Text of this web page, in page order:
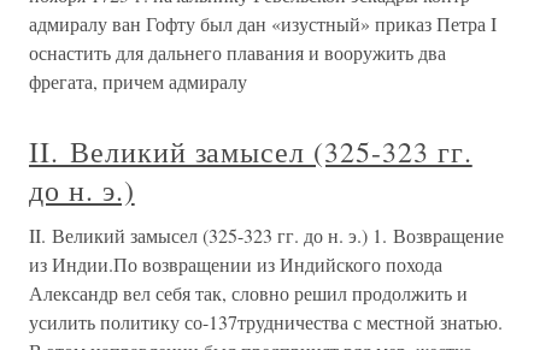
в официальном летописании времен Ивана Грозного и в
последующей
Замысел Петра Но что же стоит за архивными
документами «Сношения России с Мадагаскаром»?3
адмиралу ван Гофту был дан «изустный» приказ Петра I
оснастить для дальнего плавания и вооружить два
фрегата, причем адмиралу